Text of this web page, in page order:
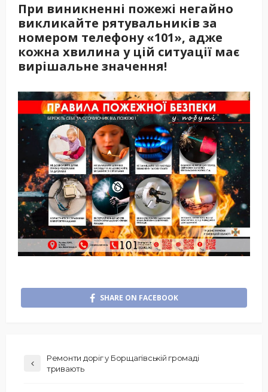
При виникненні пожежі негайно
викликайте рятувальників за
номером телефону «101», адже
кожна хвилина у цій ситуації має
вирішальне значення!
SHARE ON FACEBOOK
Ремонти доріг у Борщагівській громаді
тривають